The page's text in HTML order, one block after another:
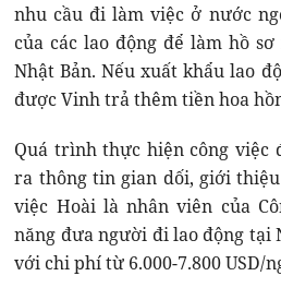
nhu cầu đi làm việc ở nước
của các lao động để làm hồ
Nhật Bản. Nếu xuất khẩu lao
được Vinh trả thêm tiền hoa
Quá trình thực hiện công việc
ra thông tin gian dối, giới
việc Hoài là nhân viên của
năng đưa người đi lao động tại
với chi phí từ 6.000-7.800 USD/